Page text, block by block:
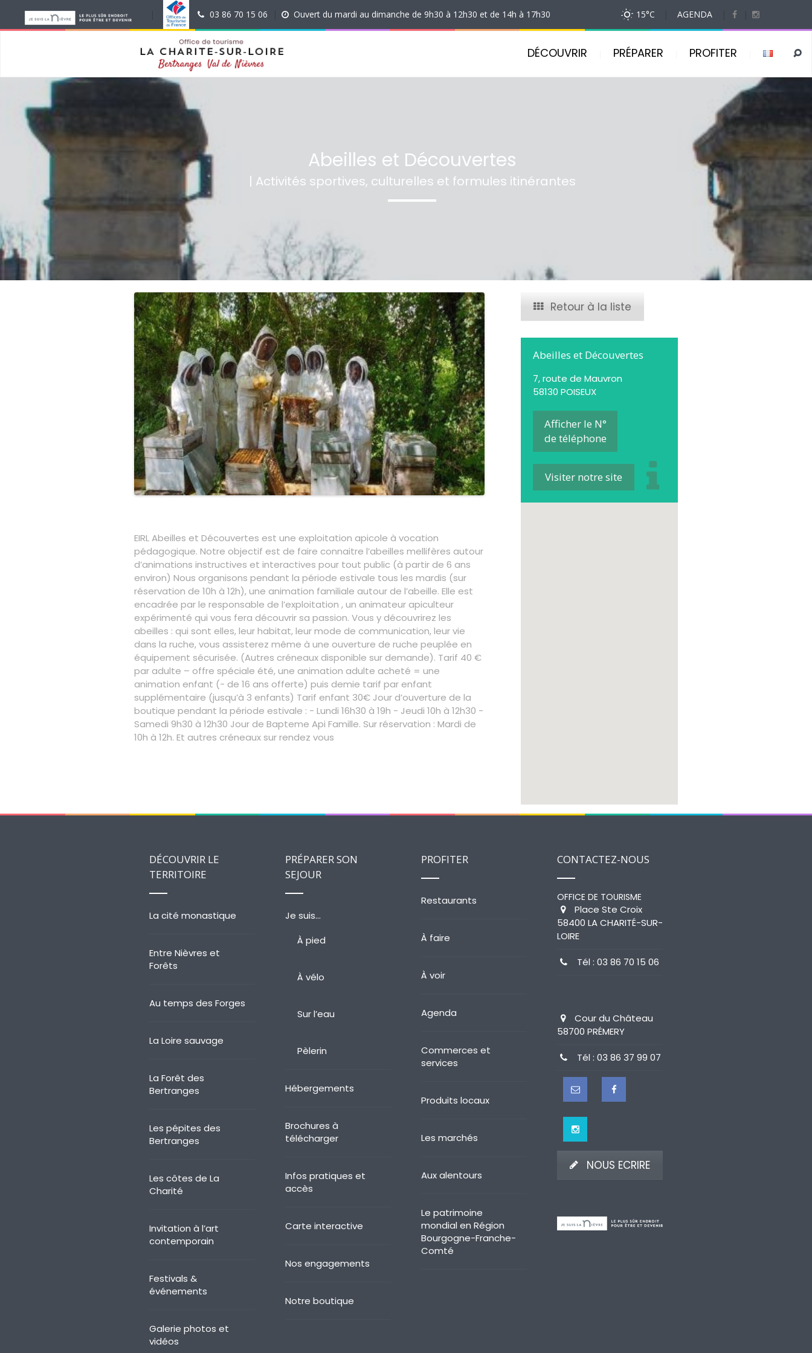
| 03 86 70 15 06 Ouvert du mardi au dimanche de 9h30 à 12h30 et de 14h à 17h30 15°C AGENDA
DÉCOUVRIR PRÉPARER PROFITER
Abeilles et Découvertes
| Activités sportives, culturelles et formules itinérantes
EIRL Abeilles et Découvertes est une exploitation apicole à vocation
pédagogique. Notre objectif est de faire connaitre l’abeilles mellifères autour
d’animations instructives et interactives pour tout public (à partir de 6 ans
environ) Nous organisons pendant la période estivale tous les mardis (sur
réservation de 10h à 12h), une animation familiale autour de l’abeille. Elle est
encadrée par le responsable de l’exploitation , un animateur apiculteur
expérimenté qui vous fera découvrir sa passion. Vous y découvrirez les
abeilles : qui sont elles, leur habitat, leur mode de communication, leur vie
dans la ruche, vous assisterez même à une ouverture de ruche peuplée en
équipement sécurisée. (Autres créneaux disponible sur demande). Tarif 40 €
par adulte – offre spéciale été, une animation adulte acheté = une
animation enfant (- de 16 ans offerte) puis demie tarif par enfant
supplémentaire (jusqu’à 3 enfants) Tarif enfant 30€ Jour d’ouverture de la
boutique pendant la période estivale : - Lundi 16h30 à 19h - Jeudi 10h à 12h30 -
Samedi 9h30 à 12h30 Jour de Bapteme Api Famille. Sur réservation : Mardi de
10h à 12h. Et autres créneaux sur rendez vous
Retour à la liste
Abeilles et Découvertes
7, route de Mauvron
58130 POISEUX
Afficher le N°
de téléphone
Visiter notre site
DÉCOUVRIR LE
TERRITOIRE
La cité monastique
Entre Nièvres et
Forêts
Au temps des Forges
La Loire sauvage
La Forêt des
Bertranges
Les pépites des
Bertranges
Les côtes de La
Charité
Invitation à l’art
contemporain
Festivals &
événements
Galerie photos et
vidéos
PRÉPARER SON
SEJOUR
Je suis…
À pied
À vélo
Sur l’eau
Pèlerin
Hébergements
Brochures à
télécharger
Infos pratiques et
accès
Carte interactive
Nos engagements
Notre boutique
PROFITER
Restaurants
À faire
À voir
Agenda
Commerces et
services
Produits locaux
Les marchés
Aux alentours
Le patrimoine
mondial en Région
Bourgogne-Franche-
Comté
CONTACTEZ-NOUS
OFFICE DE TOURISME
Place Ste Croix
58400 LA CHARITÉ-SUR-
LOIRE
Tél : 03 86 70 15 06
Cour du Château
58700 PRÉMERY
Tél : 03 86 37 99 07
NOUS ECRIRE